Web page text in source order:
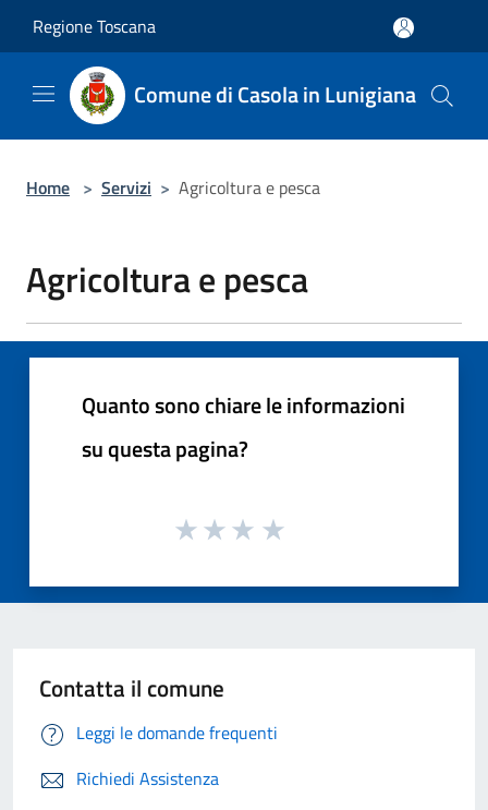
Regione Toscana
Comune di Casola in Lunigiana
Home > Servizi > Agricoltura e pesca
Agricoltura e pesca
Quanto sono chiare le informazioni
su questa pagina?
Contatta il comune
Leggi le domande frequenti
Richiedi Assistenza